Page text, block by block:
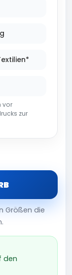
vor
zur
Größen die
den